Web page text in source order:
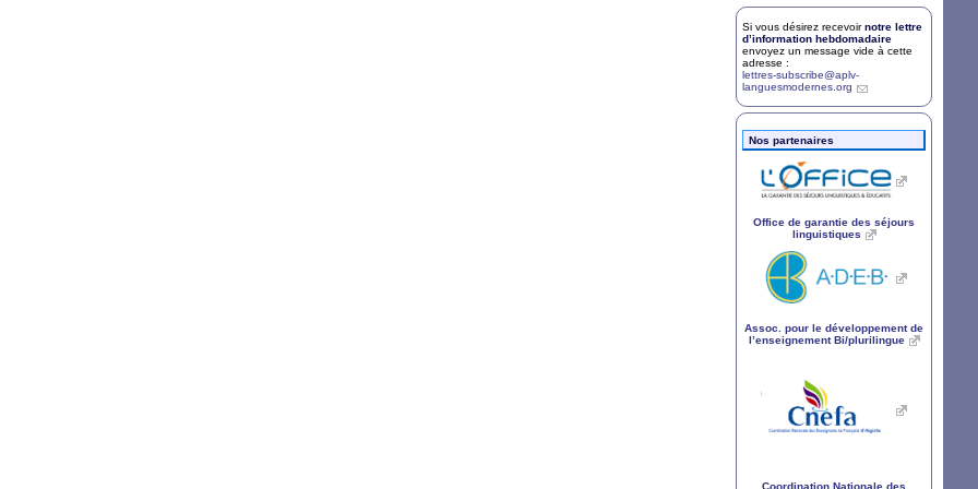
Si vous désirez recevoirnotre lettre
d’information hebdomadaire
envoyez un message vide à cette
adresse :
lettres-subscribe@aplv-
languesmodernes.org
Nos partenaires
Office de garantie des séjours
linguistiques
Assoc. pour le développement de
l’enseignement Bi/plurilingue
Coordination Nationale des